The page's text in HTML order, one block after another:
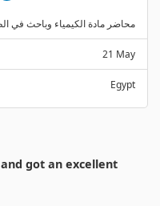
محاضر مادة الكيمياء وباحث في
21 May
Egypt
got an excellent